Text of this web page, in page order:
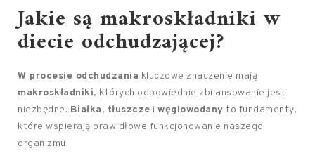
Jakie są makroskładniki w
diecie odchudzającej?
W procesie odchudzania kluczowe znaczenie mają
makroskładniki, których odpowiednie zbilansowanie jest
niezbędne. Białka, tłuszcze i węglowodany to fundamenty,
które wspierają prawidłowe funkcjonowanie naszego
organizmu.